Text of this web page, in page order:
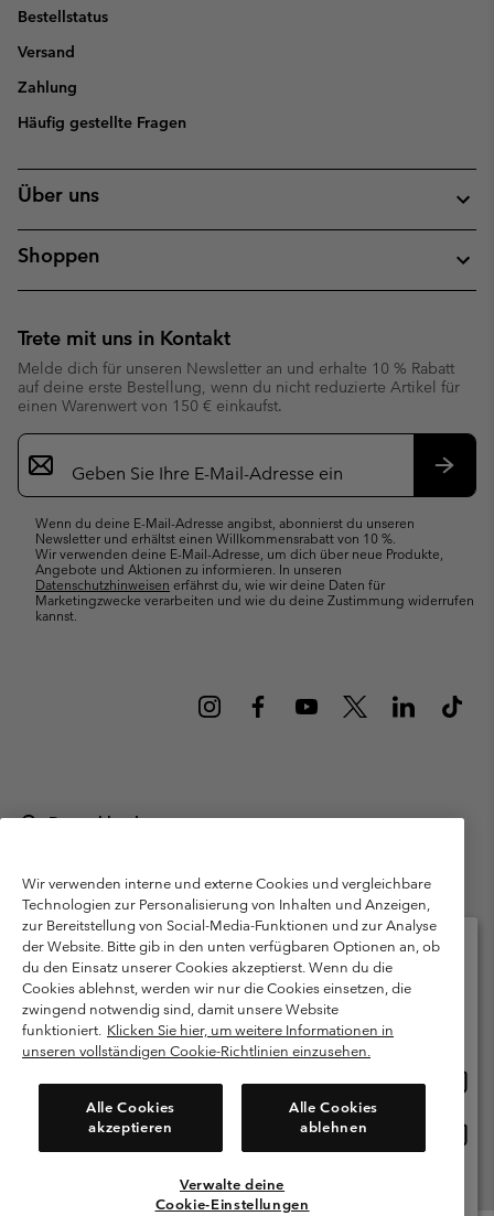
Bestellstatus
Versand
Zahlung
Häufig gestellte Fragen
Über uns
Shoppen
Trete mit uns in Kontakt
Melde dich für unseren Newsletter an und erhalte 10 % Rabatt
auf deine erste Bestellung, wenn du nicht reduzierte Artikel für
einen Warenwert von 150 € einkaufst.
Newsletter-
Anmeldung
Wenn du deine E-Mail-Adresse angibst, abonnierst du unseren
Newsletter und erhältst einen Willkommensrabatt von 10 %.
Wir verwenden deine E-Mail-Adresse, um dich über neue Produkte,
Angebote und Aktionen zu informieren. In unseren
Datenschutzhinweisen erfährst du, wie wir deine Daten für
Marketingzwecke verarbeiten und wie du deine Zustimmung widerrufen
kannst.
Deutschland
München Deutschland. Alle Rechte vorbehalten.
Nutzungsbedingungen
Allgemeine Verkaufsbedingungen
Garantie
Datenschutzerklärung
Bestimmungen und Bedingungen des Mitglieder Programms
Nutzungsbedingungen Für Nutzergenerierte Inhalte
Cookies
Public CBCR
Kundenservice: Mo- Fr. 9:00 - 13:00 & 14:00- 18:00 Uhr
(+)498912081004
Wir verwenden interne und externe Cookies und vergleichbare
Technologien zur Personalisierung von Inhalten und Anzeigen,
zur Bereitstellung von Social-Media-Funktionen und zur Analyse
der Website. Bitte gib in den unten verfügbaren Optionen an, ob
du den Einsatz unserer Cookies akzeptierst. Wenn du die
Cookies ablehnst, werden wir nur die Cookies einsetzen, die
zwingend notwendig sind, damit unsere Website
funktioniert. Klicken Sie hier, um weitere Informationen in
unseren vollständigen Cookie-Richtlinien einzusehen.
Alle Cookies
akzeptieren
Alle Cookies
ablehnen
Verwalte deine
Cookie-Einstellungen
Bitte wählen Sie Ihr Lieferland und Ihre Sprache
Online-Einkauf verfügbar
Deutschland
Alle Länder Anzeigen